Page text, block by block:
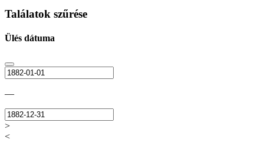
Találatok szűrése
Ülés dátuma
—
>
<